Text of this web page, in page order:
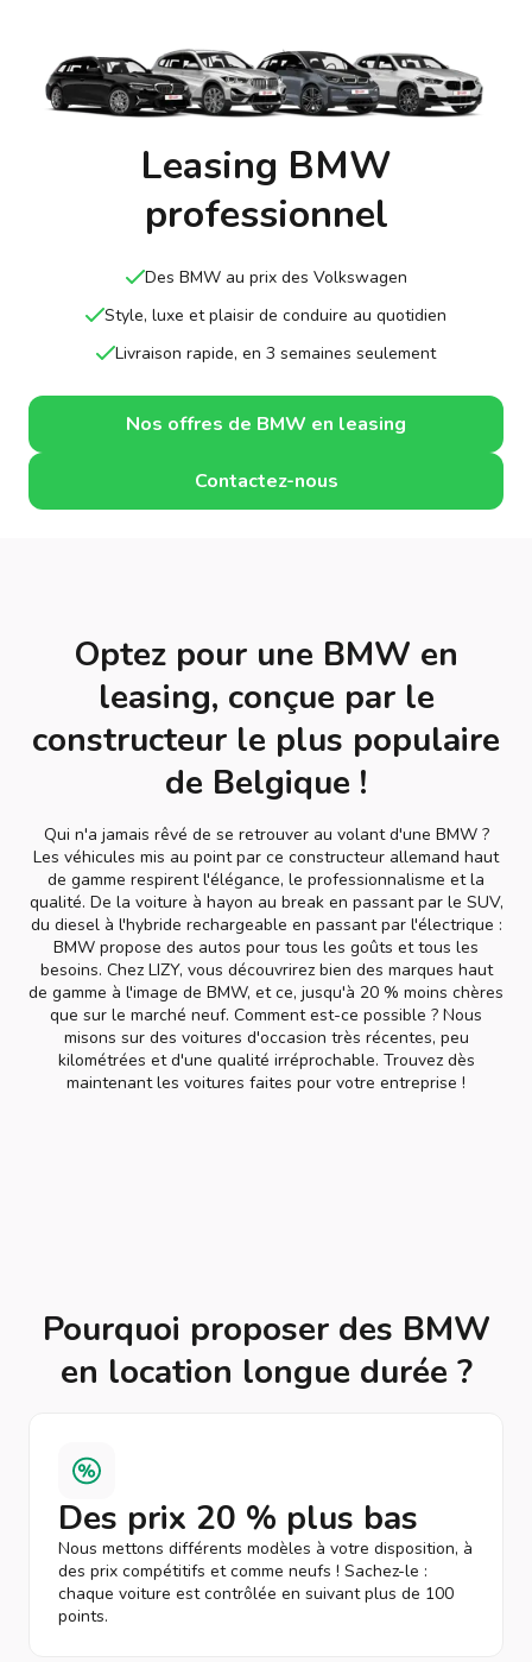
Leasing BMW
professionnel
Des BMW au prix des Volkswagen
Style, luxe et plaisir de conduire au quotidien
Livraison rapide, en 3 semaines seulement
Nos offres de BMW en leasing
Contactez-nous
Optez pour une BMW en
leasing, conçue par le
constructeur le plus populaire
de Belgique !
Qui n'a jamais rêvé de se retrouver au volant d'une BMW ?
Les véhicules mis au point par ce constructeur allemand haut
de gamme respirent l'élégance, le professionnalisme et la
qualité. De la voiture à hayon au break en passant par le SUV,
du diesel à l'hybride rechargeable en passant par l'électrique :
BMW propose des autos pour tous les goûts et tous les
besoins. Chez LIZY, vous découvrirez bien des marques haut
de gamme à l'image de BMW, et ce, jusqu'à 20 % moins chères
que sur le marché neuf. Comment est-ce possible ? Nous
misons sur des voitures d'occasion très récentes, peu
kilométrées et d'une qualité irréprochable. Trouvez dès
maintenant les voitures faites pour votre entreprise !
Pourquoi proposer des BMW
en location longue durée ?
Des prix 20 % plus bas
Nous mettons différents modèles à votre disposition, à
des prix compétitifs et comme neufs ! Sachez-le :
chaque voiture est contrôlée en suivant plus de 100
points.